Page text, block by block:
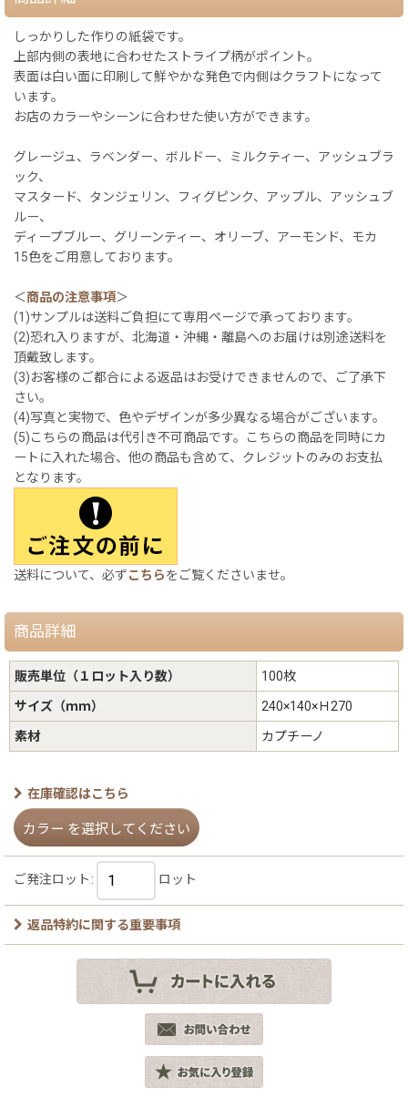
しっかりした作りの紙袋です。
上部内側の表地に合わせたストライプ柄がポイント。
表面は白い面に印刷して鮮やかな発色で内側はクラフトになって
います。
お店のカラーやシーンに合わせた使い方ができます。
グレージュ、ラベンダー、ボルドー、ミルクティー、アッシュブラ
ック、
マスタード、タンジェリン、フィグピンク、アップル、アッシュブ
ルー、
ディープブルー、グリーンティー、オリーブ、アーモンド、モカ
15色をご用意しております。
＜商品の注意事項＞
(1)サンプルは送料ご負担にて専用ページで承っております。
(2)恐れ入りますが、北海道・沖縄・離島へのお届けは別途送料を
頂戴致します。
(3)お客様のご都合による返品はお受けできませんので、ご了承下
さい。
(4)写真と実物で、色やデザインが多少異なる場合がございます。
(5)こちらの商品は代引き不可商品です。こちらの商品を同時にカ
ートに入れた場合、他の商品も含めて、クレジットのみのお支払
となります。
送料について、必ずこちらをご覧くださいませ。
商品詳細
販売単位（１ロット入り数） 100枚
サイズ（ｍｍ） 240×140×Ｈ270
素材 カプチーノ
在庫確認はこちら
カラー を選択してください
ご発注ロット : ロット
返品特約に関する重要事項